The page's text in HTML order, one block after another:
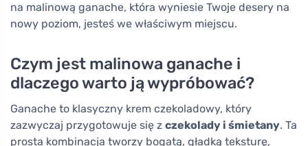
na malinową ganache, która wyniesie Twoje desery na
nowy poziom, jesteś we właściwym miejscu.
Czym jest malinowa ganache i
dlaczego warto ją wypróbować?
Ganache to klasyczny krem czekoladowy, który
zazwyczaj przygotowuje się z czekolady i śmietany. Ta
prosta kombinacja tworzy bogatą, gładką teksturę,